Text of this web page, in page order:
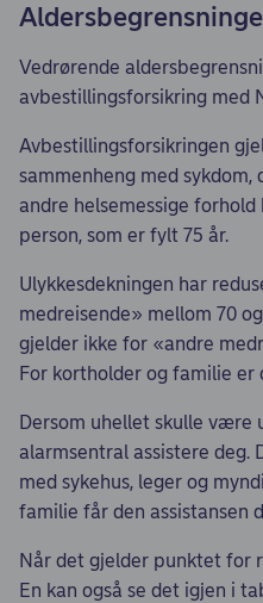
Vedrørende
avbestillingsforsikring med
Avbestillingsforsikringen
sammenheng med sykdom,
andre helsemessige forhold
person, som er fylt 75 år.
Ulykkesdekningen har
medreisende» mellom 70
gjelder ikke for «andre
For kortholder og familie er
Dersom uhellet skulle være
alarmsentral assistere deg.
med sykehus, leger og
familie får den assistansen
Når det gjelder punktet for
En kan også se det igjen i